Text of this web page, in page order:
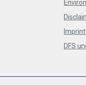
Imprint
DFS